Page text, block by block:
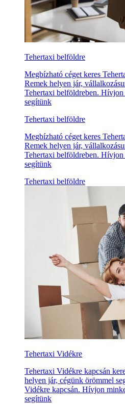
Tehertaxi belföldre
Megbízható céget keres
Remek helyen jár,
Tehertaxi belföldreben.
segítünk
Tehertaxi belföldre
Megbízható céget keres
Remek helyen jár,
Tehertaxi belföldreben.
segítünk
Tehertaxi belföldre
Tehertaxi Vidékre
Tehertaxi Vidékre kapcsán
helyen jár, cégünk örömmel
Vidékre kapcsán. Hívjon
segítünk